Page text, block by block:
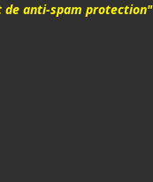
de anti-spam protection"